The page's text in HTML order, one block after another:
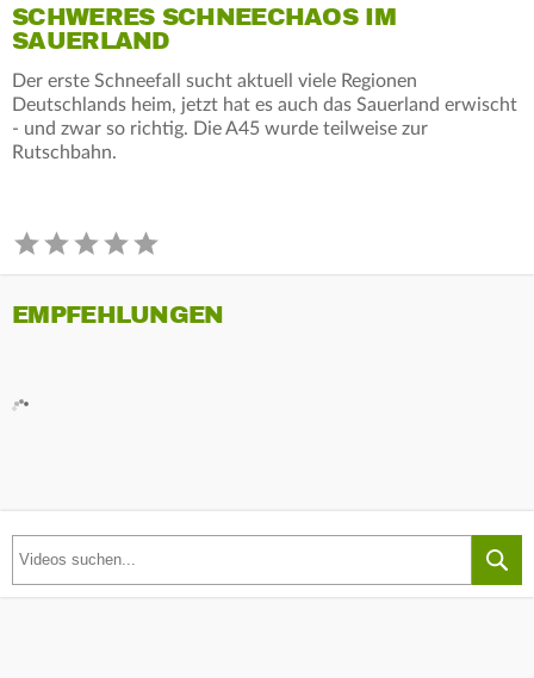
SCHWERES SCHNEECHAOS IM
SAUERLAND
Der erste Schneefall sucht aktuell viele Regionen
Deutschlands heim, jetzt hat es auch das Sauerland erwischt
- und zwar so richtig. Die A45 wurde teilweise zur
Rutschbahn.
EMPFEHLUNGEN